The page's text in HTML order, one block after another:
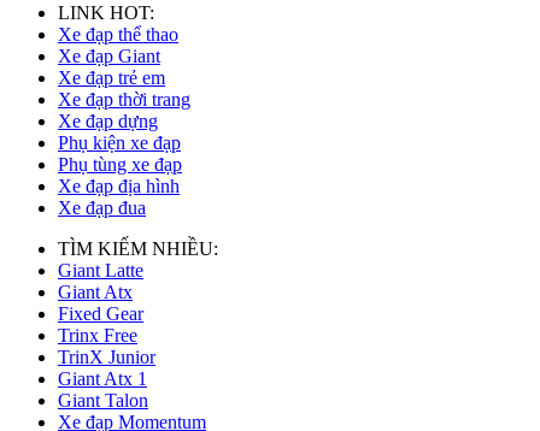
LINK HOT:
Xe đạp thể thao
Xe đạp Giant
Xe đạp trẻ em
Xe đạp thời trang
Xe đạp dựng
Phụ kiện xe đạp
Phụ tùng xe đạp
Xe đạp địa hình
Xe đạp đua
TÌM KIẾM NHIỀU:
Giant Latte
Giant Atx
Fixed Gear
Trinx Free
TrinX Junior
Giant Atx 1
Giant Talon
Xe đạp Momentum